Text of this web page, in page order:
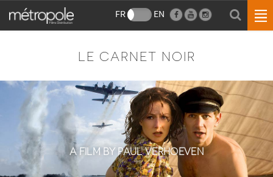
FR EN
LE CARNET NOIR
A FILM BY PAUL VERHOEVEN